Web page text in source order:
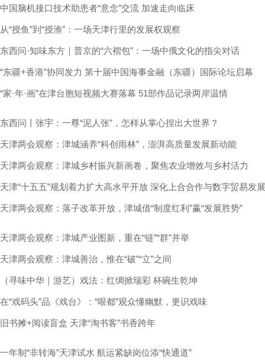
中国脑机接口技术助患者“意念”交流 加速走向临床
从“授鱼”到“授渔”：一场天津行里的发展权观察
东西问·知味东方｜普京的“六褶包”：一场中俄文化的指尖对话
“东疆+香港”协同发力 第十届中国海事金融（东疆）国际论坛启幕
“家·年·画”在津台胞短视频大赛落幕 51部作品记录两岸温情
东西问丨张宇：一尊“泥人张”，怎样从掌心捏出大世界？
天津两会观察：津城涵养“科创雨林”，澎湃高质量发展新动能
天津两会观察：津城乡村振兴新画卷，聚焦农业增效与乡村活力
天津“十五五”规划着力扩大高水平开放 深化上合合作与数字贸易发展
天津两会观察：落子改革开放，津城借“制度红利”赢“发展胜势”
天津两会观察：津城产业图新，重在“链”“群”并举
天津两会观察：津城善治，惟在“破”“立”之间
（寻味中华｜游艺）戏法：红绸掀瑞彩 杯碗生乾坤
在“戏码头”品《戏台》：“哏都”观众懂幽默，更识戏味
旧书摊+阅读盲盒 天津“淘书客”书香跨年
一年制“非转海”天津试水 航运紧缺岗位添“快通道”